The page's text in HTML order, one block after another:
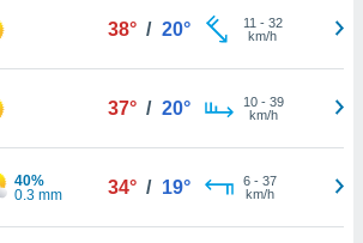
38° / 20° 11 - 32
km/h
37° / 20° 10- 39
km/h
40%
0.3 mm
34° / 19° 6- 37
km/h